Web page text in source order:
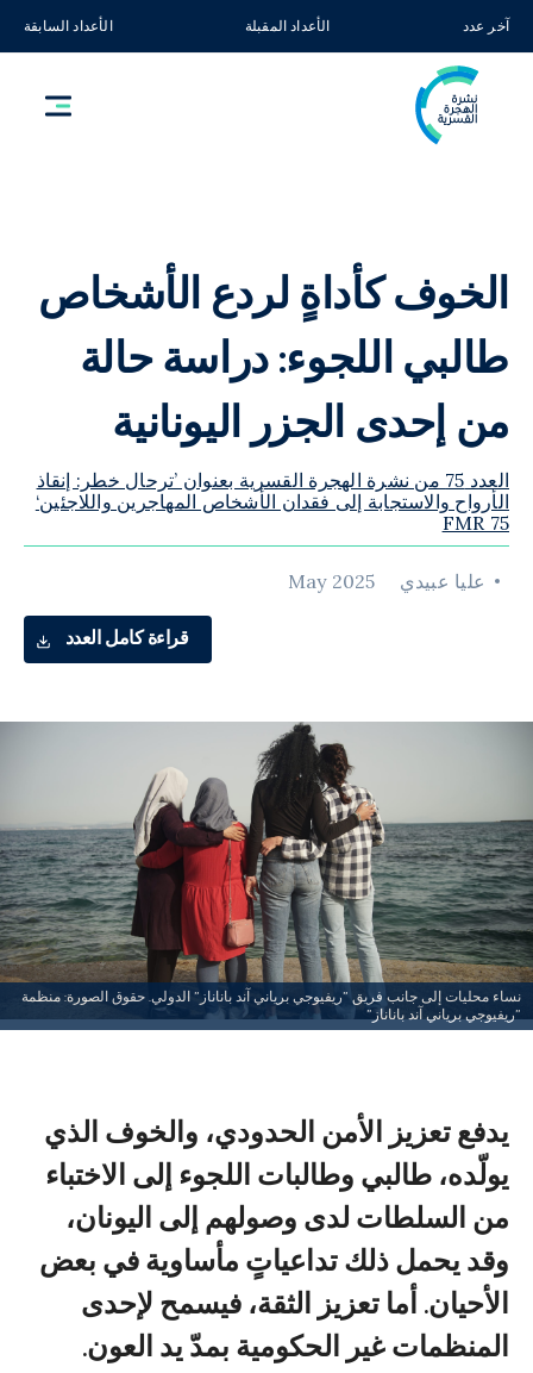
آخر عدد الأعداد المقبلة الأعداد السابقة
الخوف كأداةٍ لردع الأشخاص
طالبي اللجوء: دراسة حالة
من إحدى الجزر اليونانية
العدد 75 من نشرة الهجرة القسرية بعنوان ’ترحال خطر: إنقاذ
الأرواح والاستجابة إلى فقدان الأشخاص المهاجرين واللاجئين‘
FMR 75
عليا عبيدي May 2025
قراءة كامل العدد
نساء محليات إلى جانب فريق "ريفيوجي برياني آند باناناز" الدولي. حقوق الصورة: منظمة
"ريفيوجي برياني آند باناناز"
يدفع تعزيز الأمن الحدودي، والخوف الذي
يولّده، طالبي وطالبات اللجوء إلى الاختباء
من السلطات لدى وصولهم إلى اليونان،
وقد يحمل ذلك تداعياتٍ مأساوية في بعض
الأحيان. أما تعزيز الثقة، فيسمح لإحدى
المنظمات غير الحكومية بمدّ يد العون.